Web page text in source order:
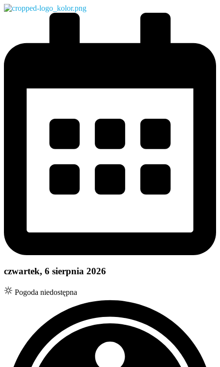
czwartek, 6 sierpnia 2026
Pogoda niedostępna